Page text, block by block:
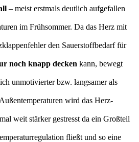
– meist erstmals deutlich aufgefallen
im Frühsommer. Da das Herz mit
den Sauerstoffbedarf für
noch knapp decken kann, bewegt
unmotivierter bzw. langsamer als
wird das Herz-
weit stärker gestresst da ein Großteil
fließt und so eine